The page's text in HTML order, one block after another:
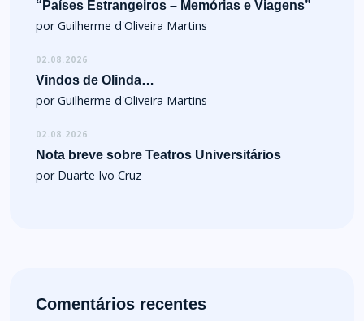
“Países Estrangeiros – Memórias e Viagens”
por Guilherme d'Oliveira Martins
02.08.2026
Vindos de Olinda…
por Guilherme d'Oliveira Martins
02.08.2026
Nota breve sobre Teatros Universitários
por Duarte Ivo Cruz
Comentários recentes